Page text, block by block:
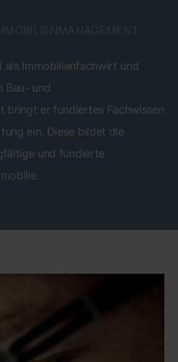
als Immobilienfachwirt und
Bau- und
bringt er fundiertes Fachwissen
ein. Diese bildet die
und fundierte